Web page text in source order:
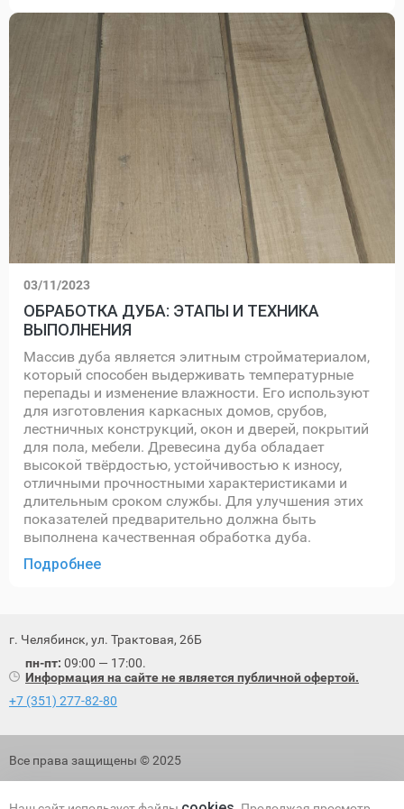
03/11/2023
ОБРАБОТКА ДУБА: ЭТАПЫ И ТЕХНИКА
ВЫПОЛНЕНИЯ
Массив дуба является элитным стройматериалом,
который способен выдерживать температурные
перепады и изменение влажности. Его используют
для изготовления каркасных домов, срубов,
лестничных конструкций, окон и дверей, покрытий
для пола, мебели. Древесина дуба обладает
высокой твёрдостью, устойчивостью к износу,
отличными прочностными характеристиками и
длительным сроком службы. Для улучшения этих
показателей предварительно должна быть
выполнена качественная обработка дуба.
Подробнее
г. Челябинск, ул. Трактовая, 26Б
пн-пт: 09:00 — 17:00.
Информация на сайте не является публичной офертой.
+7 (351) 277-82-80
Все права защищены © 2025